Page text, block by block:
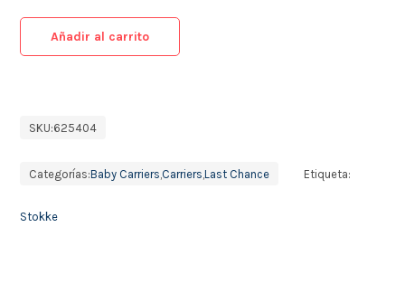
Añadir al carrito
SKU:625404
Categorías:Baby Carriers Carriers ,Last Chance Etiqueta:
Stokke